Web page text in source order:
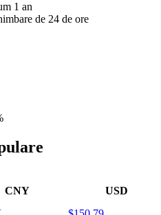
1 an
de 24 de ore
CNY USD